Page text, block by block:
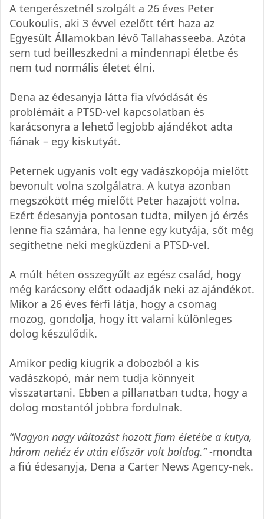
A tengerészetnél szolgált a 26 éves Peter
Coukoulis, aki 3 évvel ezelőtt tért haza az
Egyesült Államokban lévő Tallahasseeba. Azóta
sem tud beilleszkedni a mindennapi életbe és
nem tud normális életet élni.
Dena az édesanyja látta fia vívódását és
problémáit a PTSD-vel kapcsolatban és
karácsonyra a lehető legjobb ajándékot adta
fiának – egy kiskutyát.
Peternek ugyanis volt egy vadászkopója mielőtt
bevonult volna szolgálatra. A kutya azonban
megszökött még mielőtt Peter hazajött volna.
Ezért édesanyja pontosan tudta, milyen jó érzés
lenne fia számára, ha lenne egy kutyája, sőt még
segíthetne neki megküzdeni a PTSD-vel.
A múlt héten összegyűlt az egész család, hogy
még karácsony előtt odaadják neki az ajándékot.
Mikor a 26 éves férfi látja, hogy a csomag
mozog, gondolja, hogy itt valami különleges
dolog készülődik.
Amikor pedig kiugrik a dobozból a kis
vadászkopó, már nem tudja könnyeit
visszatartani. Ebben a pillanatban tudta, hogy a
dolog mostantól jobbra fordulnak.
“Nagyon nagy változást hozott fiam életébe a kutya,
három nehéz év után először volt boldog.”-mondta
a fiú édesanyja, Dena a Carter News Agency-nek.